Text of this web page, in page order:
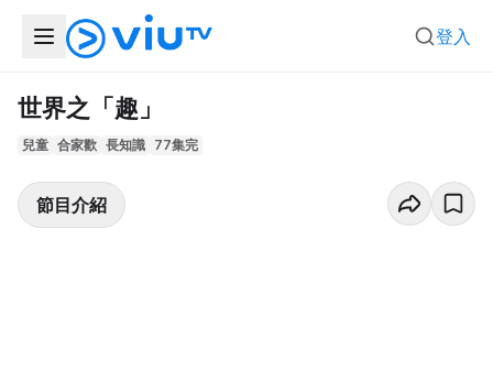
登入
世界之「趣」
兒童 合家歡 長知識 77集完
節目介紹